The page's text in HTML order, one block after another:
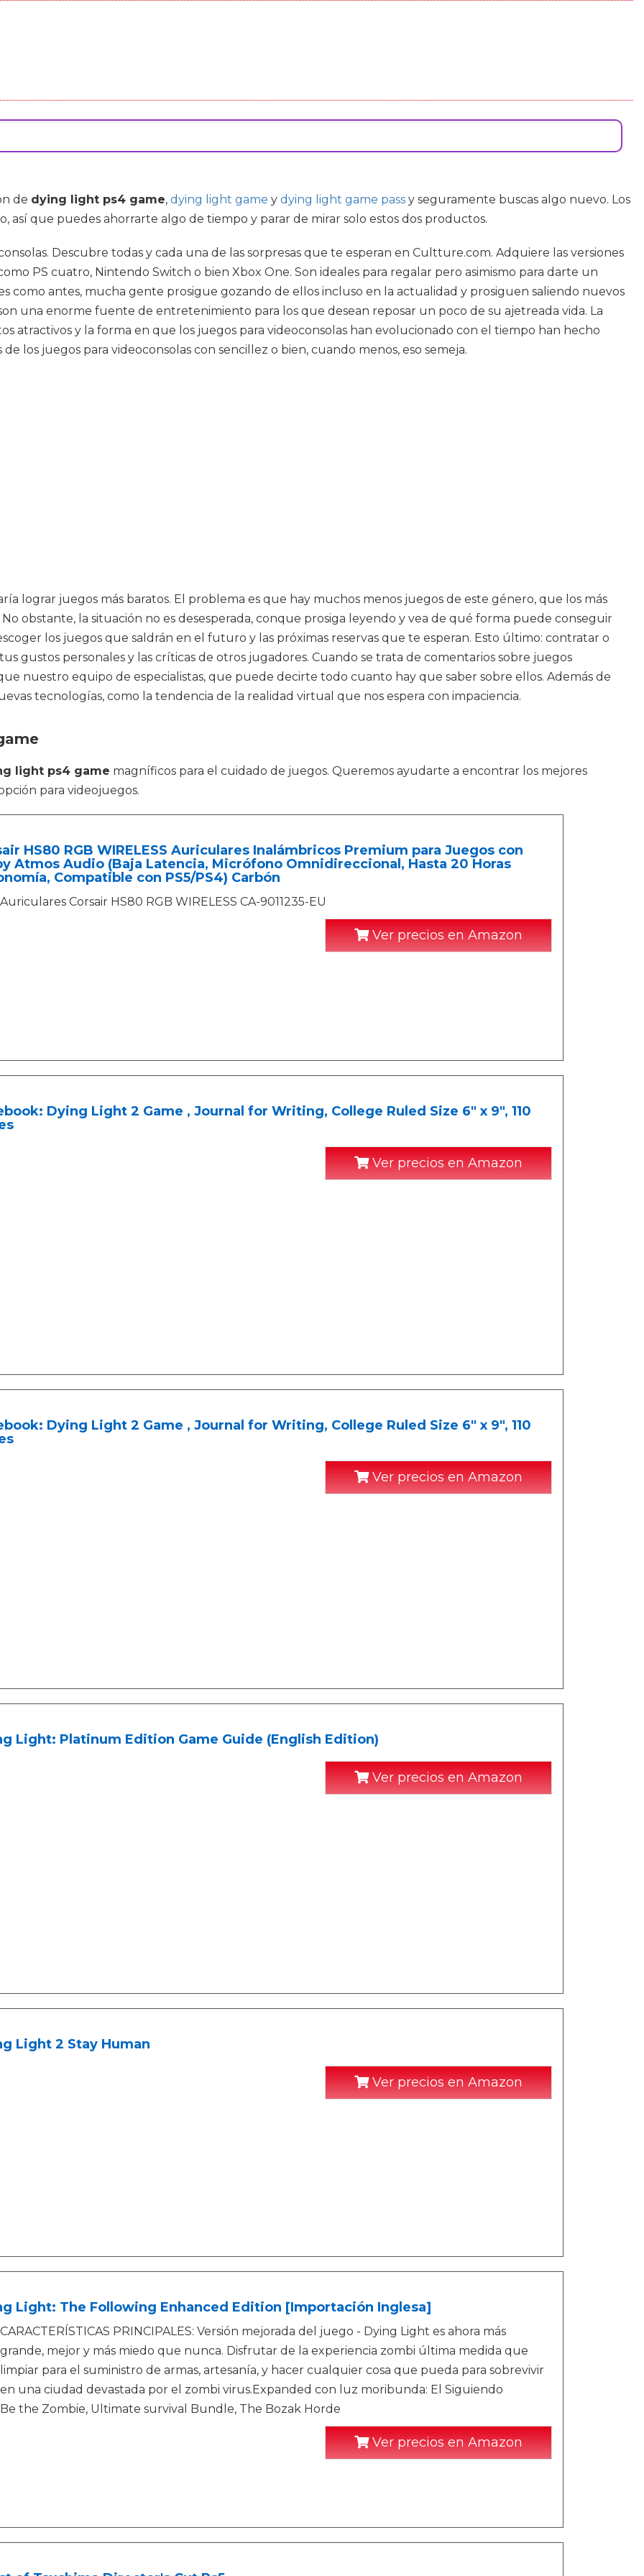
de dying light ps4 game, dying light game y dying light game pass y seguramente buscas algo nuevo. Los
así que puedes ahorrarte algo de tiempo y parar de mirar solo estos dos productos.
Descubre todas y cada una de las sorpresas que te esperan en Cultture.com. Adquiere las versiones
PS cuatro, Nintendo Switch o bien Xbox One. Son ideales para regalar pero asimismo para darte un
como antes, mucha gente prosigue gozando de ellos incluso en la actualidad y prosiguen saliendo nuevos
una enorme fuente de entretenimiento para los que desean reposar un poco de su ajetreada vida. La
atractivos y la forma en que los juegos para videoconsolas han evolucionado con el tiempo han hecho
los juegos para videoconsolas con sencillez o bien, cuando menos, eso semeja.
lograr juegos más baratos. El problema es que hay muchos menos juegos de este género, que los más
obstante, la situación no es desesperada, conque prosiga leyendo y vea de qué forma puede conseguir
los juegos que saldrán en el futuro y las próximas reservas que te esperan. Esto último: contratar o
gustos personales y las críticas de otros jugadores. Cuando se trata de comentarios sobre juegos
nuestro equipo de especialistas, que puede decirte todo cuanto hay que saber sobre ellos. Además de
tecnologías, como la tendencia de la realidad virtual que nos espera con impaciencia.
light ps4 game magníficos para el cuidado de juegos. Queremos ayudarte a encontrar los mejores
para videojuegos.
HS80 RGB WIRELESS Auriculares Inalámbricos Premium para Juegos con
Atmos Audio (Baja Latencia, Micrófono Omnidireccional, Hasta 20 Horas
Compatible con PS5/PS4) Carbón
Auriculares Corsair HS80 RGB WIRELESS CA-9011235-EU
Ver precios en Amazon
Dying Light 2 Game , Journal for Writing, College Ruled Size 6" x 9", 110
Ver precios en Amazon
Dying Light 2 Game , Journal for Writing, College Ruled Size 6" x 9", 110
Ver precios en Amazon
Light: Platinum Edition Game Guide (English Edition)
Ver precios en Amazon
Light 2 Stay Human
Ver precios en Amazon
Light: The Following Enhanced Edition [Importación Inglesa]
CARACTERÍSTICAS PRINCIPALES: Versión mejorada del juego - Dying Light es ahora más
grande, mejor y más miedo que nunca. Disfrutar de la experiencia zombi última medida que
limpiar para el suministro de armas, artesanía, y hacer cualquier cosa que pueda para sobrevivir
en una ciudad devastada por el zombi virus.Expanded con luz moribunda: El Siguiendo
Be the Zombie, Ultimate survival Bundle, The Bozak Horde
Ver precios en Amazon